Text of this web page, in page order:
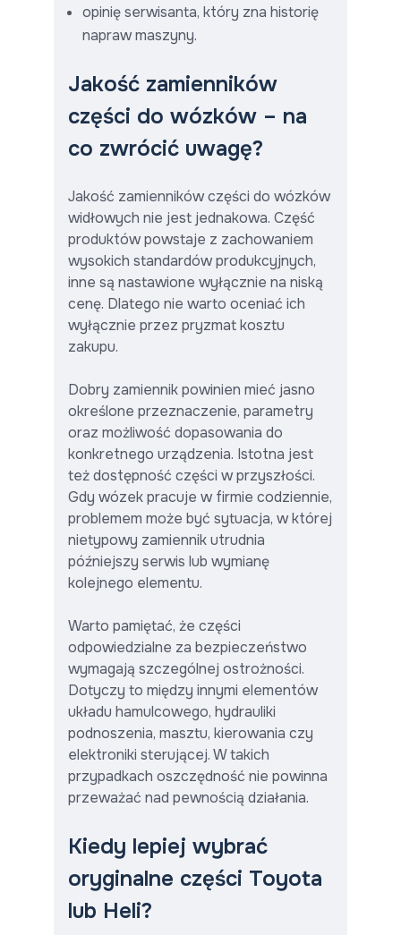
opinię serwisanta, który zna historię
napraw maszyny.
Jakość zamienników
części do wózków – na
co zwrócić uwagę?
Jakość zamienników części do wózków
widłowych nie jest jednakowa. Część
produktów powstaje z zachowaniem
wysokich standardów produkcyjnych,
inne są nastawione wyłącznie na niską
cenę. Dlatego nie warto oceniać ich
wyłącznie przez pryzmat kosztu
zakupu.
Dobry zamiennik powinien mieć jasno
określone przeznaczenie, parametry
oraz możliwość dopasowania do
konkretnego urządzenia. Istotna jest
też dostępność części w przyszłości.
Gdy wózek pracuje w firmie codziennie,
problemem może być sytuacja, w której
nietypowy zamiennik utrudnia
późniejszy serwis lub wymianę
kolejnego elementu.
Warto pamiętać, że części
odpowiedzialne za bezpieczeństwo
wymagają szczególnej ostrożności.
Dotyczy to między innymi elementów
układu hamulcowego, hydrauliki
podnoszenia, masztu, kierowania czy
elektroniki sterującej. W takich
przypadkach oszczędność nie powinna
przeważać nad pewnością działania.
Kiedy lepiej wybrać
oryginalne części Toyota
lub Heli?